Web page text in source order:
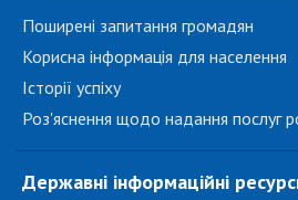
Поширені запитання громадян
Корисна інформація для населення
Історії успіху
Роз'яснення щодо надання послуг
Державні інформаційні